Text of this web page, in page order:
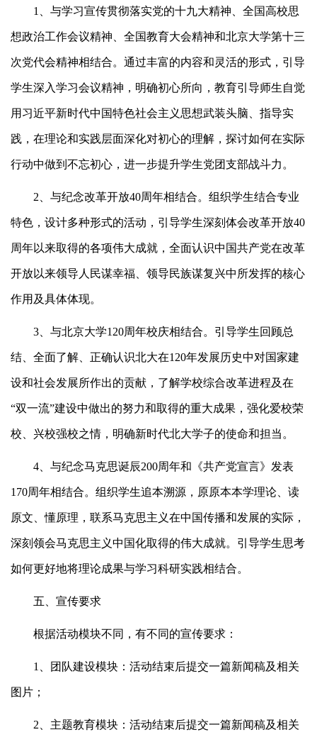
1、与学习宣传贯彻落实党的十九大精神、全国高校思
想政治工作会议精神、全国教育大会精神和北京大学第十三
次党代会精神相结合。通过丰富的内容和灵活的形式，引导
学生深入学习会议精神，明确初心所向，教育引导师生自觉
用习近平新时代中国特色社会主义思想武装头脑、指导实
践，在理论和实践层面深化对初心的理解，探讨如何在实际
行动中做到不忘初心，进一步提升学生党团支部战斗力。
2、与纪念改革开放40周年相结合。组织学生结合专业
特色，设计多种形式的活动，引导学生深刻体会改革开放40
周年以来取得的各项伟大成就，全面认识中国共产党在改革
开放以来领导人民谋幸福、领导民族谋复兴中所发挥的核心
作用及具体体现。
3、与北京大学120周年校庆相结合。引导学生回顾总
结、全面了解、正确认识北大在120年发展历史中对国家建
设和社会发展所作出的贡献，了解学校综合改革进程及在
“双一流”建设中做出的努力和取得的重大成果，强化爱校荣
校、兴校强校之情，明确新时代北大学子的使命和担当。
4、与纪念马克思诞辰200周年和《共产党宣言》发表
170周年相结合。组织学生追本溯源，原原本本学理论、读
原文、懂原理，联系马克思主义在中国传播和发展的实际，
深刻领会马克思主义中国化取得的伟大成就。引导学生思考
如何更好地将理论成果与学习科研实践相结合。
五、宣传要求
根据活动模块不同，有不同的宣传要求：
1、团队建设模块：活动结束后提交一篇新闻稿及相关
图片；
2、主题教育模块：活动结束后提交一篇新闻稿及相关